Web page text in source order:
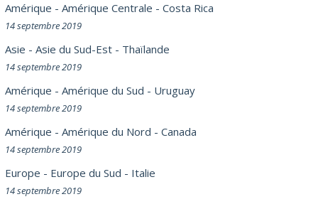
Amérique - Amérique Centrale - Costa Rica
14 septembre 2019
Asie - Asie du Sud-Est - Thaïlande
14 septembre 2019
Amérique - Amérique du Sud - Uruguay
14 septembre 2019
Amérique - Amérique du Nord - Canada
14 septembre 2019
Europe - Europe du Sud - Italie
14 septembre 2019